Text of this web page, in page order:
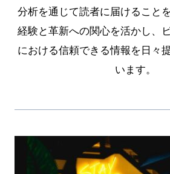
分析を通じて読者に届けること
経験と革新への関心を活かし、
における信頼できる情報を日々
います。